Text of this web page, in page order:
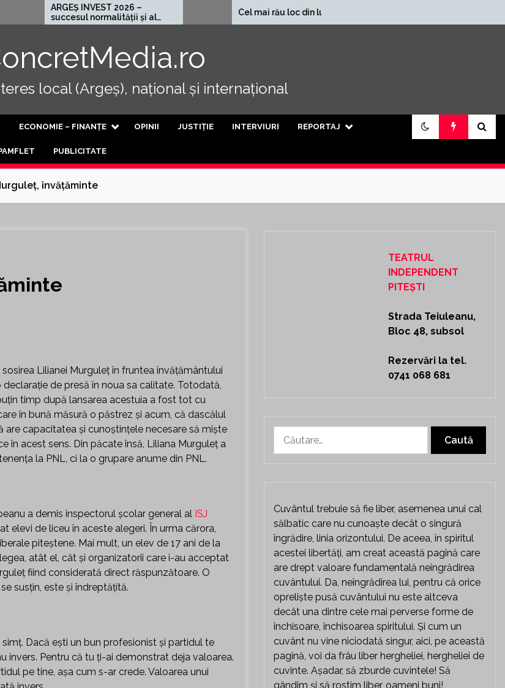
ARGEȘ INVEST 2026 –
succesul normalității și al
Cel mai rău loc din lume
țară
local (Argeș), național și internațional
ECONOMIE – FINANȚE OPINII JUSTIȚIE INTERVIURI REPORTAJ
PUBLICITATE
învățăminte
Lilianei Murguleț în fruntea învățământului
de presă în noua sa calitate. Totodată,
timp după lansarea acestuia a fost tot cu
în bună măsură o păstrez și acum, că dascălul
are capacitatea și cunoștințele necesare să miște
în acest sens. Din păcate însă, Liliana Murguleț a
la PNL, ci la o grupare anume din PNL.
a demis inspectorul școlar general al ISJ
elevi de liceu în aceste alegeri. În urma cărora,
piteștene. Mai mult, un elev de 17 ani de la
atât el, cât și organizatorii care i-au acceptat
fiind considerată direct răspunzătoare. O
susțin, este și îndreptățită.
Dacă ești un bun profesionist și partidul te
invers. Pentru că tu ți-ai demonstrat deja valoarea.
pe tine, așa cum s-ar crede. Valoarea unui
TEATRUL
INDEPENDENT
PITEȘTI
Strada Teiuleanu,
Bloc 48, subsol
Rezervări la tel.
0741 068 681
după:
Cuvântul trebuie să fie liber, asemenea unui cal
sălbatic care nu cunoaște decât o singură
îngrădire, linia orizontului. De aceea, în spiritul
acestei libertăți, am creat această pagină care
are drept valoare fundamentală neîngrădirea
cuvântului. Da, neîngrădirea lui, pentru că orice
opreliște pusă cuvântului nu este altceva
decât una dintre cele mai perverse forme de
închisoare, închisoarea spiritului. Și cum un
cuvânt nu vine niciodată singur, aici, pe această
pagină, voi da frâu liber hergheliei, hergheliei de
cuvinte. Așadar, să zburde cuvintele! Să
gândim și să rostim liber, oameni buni!